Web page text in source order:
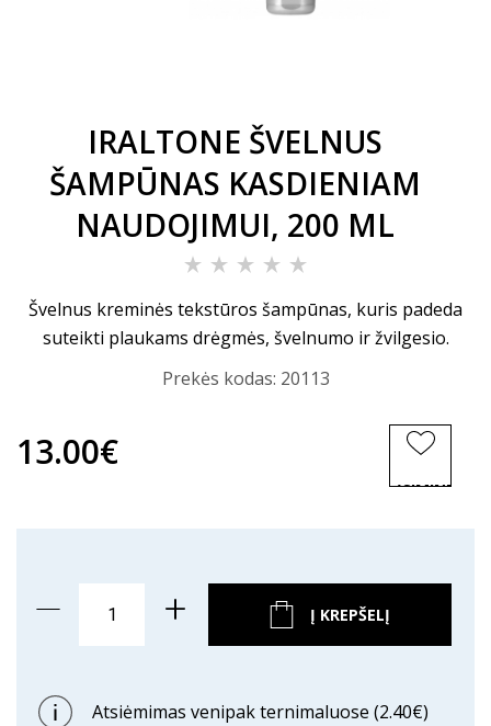
IRALTONE ŠVELNUS
ŠAMPŪNAS KASDIENIAM
NAUDOJIMUI, 200 ML
Švelnus kreminės tekstūros šampūnas, kuris padeda
suteikti plaukams drėgmės, švelnumo ir žvilgesio.
Prekės kodas: 20113
13.00€
Į KREPŠELĮ
ĮSIMINTI
Atsiėmimas venipak ternimaluose (2.40€)